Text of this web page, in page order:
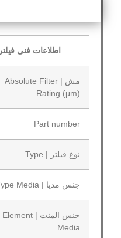
اطلاعات فنی فیلتر
مش | Absolute Filter
Rating (μm)
Part number
نوع فیلتر | Type
جنس مدیا | Type Media
جنس المنت | Element
Media